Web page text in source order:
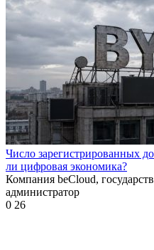
Число зарегистрированных
ли цифровая экономика?
Компания beCloud,
администратор
0 26